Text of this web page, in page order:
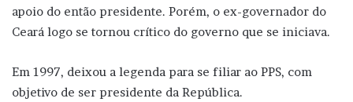
apoio do então presidente. Porém, o ex-governador do
Ceará logo se tornou crítico do governo que se iniciava.
Em 1997, deixou a legenda para se filiar ao PPS, com
objetivo de ser presidente da República.